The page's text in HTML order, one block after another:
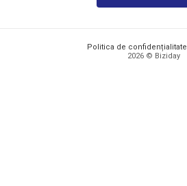
Politica de confidențialitate
2026 © Biziday